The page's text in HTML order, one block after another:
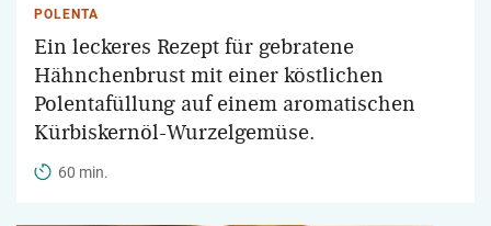
POLENTA
Ein leckeres Rezept für gebratene
Hähnchenbrust mit einer köstlichen
Polentafüllung auf einem aromatischen
Kürbiskernöl-Wurzelgemüse.
60 min.